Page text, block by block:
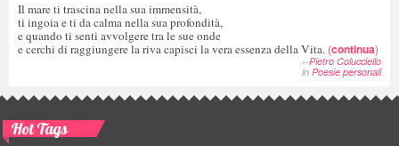
Il mare ti trascina nella sua immensità,
ti ingoia e ti da calma nella sua profondità,
e quando ti senti avvolgere tra le sue onde
e cerchi di raggiungere la riva capisci la vera essenza della Vita. (continua)
--Pietro Colucciello
in Poesie personali
Hot Tags